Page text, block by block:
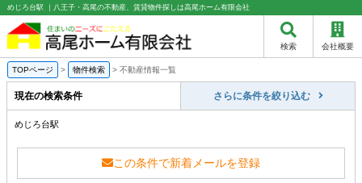
めじろ台駅 ｜八王子・高尾の不動産、賃貸物件探しは高尾ホーム有限会社
検索 会社概要
TOPページ > 物件検索 > 不動産情報一覧
現在の検索条件 さらに条件を絞り込む
めじろ台駅
この条件で新着メールを登録